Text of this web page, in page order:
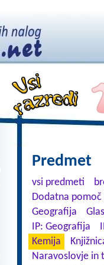
Predmet
vsi predmeti
Dodatna
Geografija
IP: Geografija
Kemija
Naravoslovje in